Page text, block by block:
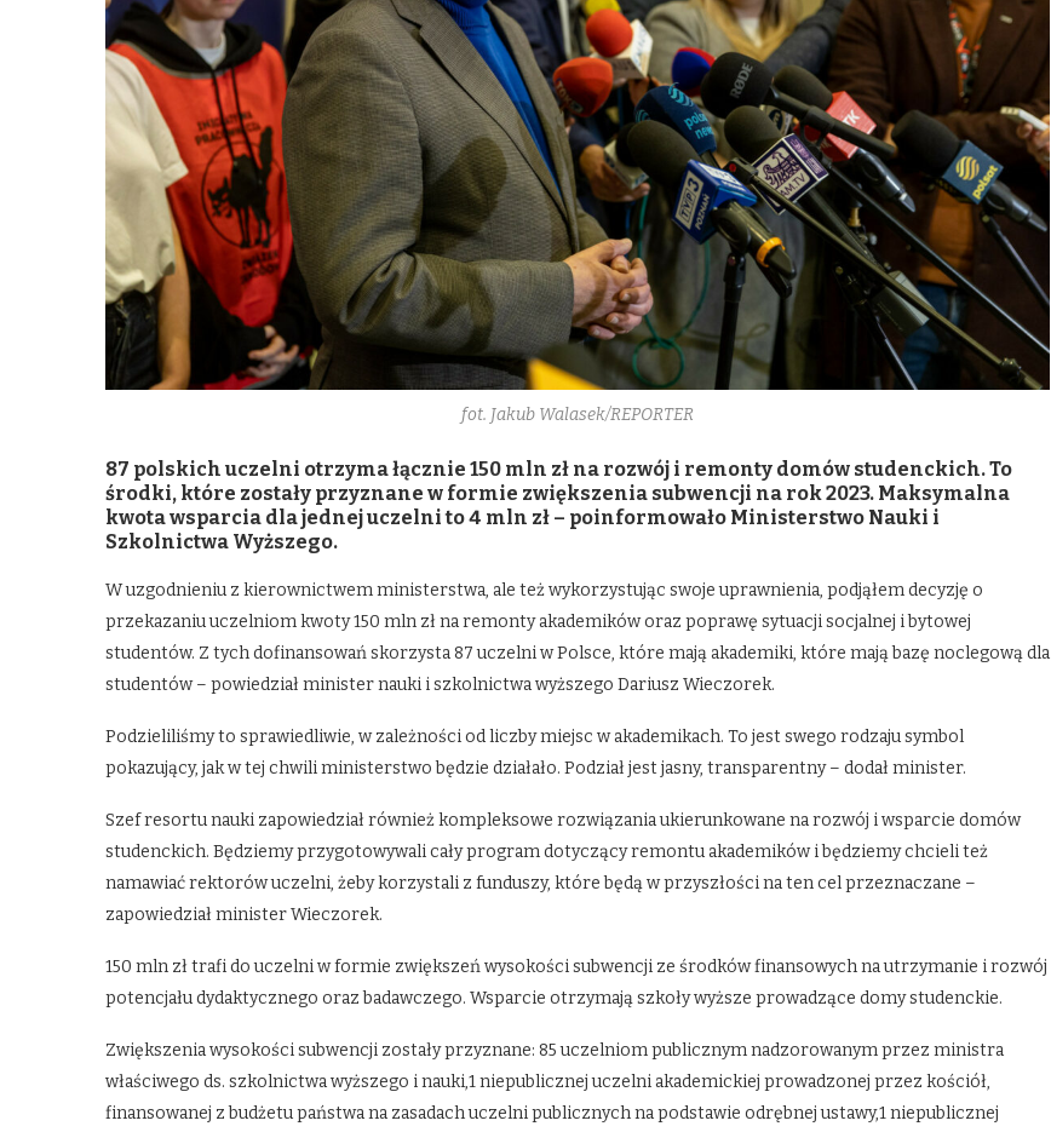
fot. Jakub Walasek/REPORTER
87 polskich uczelni otrzyma łącznie 150 mln zł na rozwój i remonty domów studenckich. To
środki, które zostały przyznane w formie zwiększenia subwencji na rok 2023. Maksymalna
kwota wsparcia dla jednej uczelni to 4 mln zł – poinformowało Ministerstwo Nauki i
Szkolnictwa Wyższego.
W uzgodnieniu z kierownictwem ministerstwa, ale też wykorzystując swoje uprawnienia, podjąłem decyzję o
przekazaniu uczelniom kwoty 150 mln zł na remonty akademików oraz poprawę sytuacji socjalnej i bytowej
studentów. Z tych dofinansowań skorzysta 87 uczelni w Polsce, które mają akademiki, które mają bazę noclegową dla
studentów – powiedział minister nauki i szkolnictwa wyższego Dariusz Wieczorek.
Podzieliliśmy to sprawiedliwie, w zależności od liczby miejsc w akademikach. To jest swego rodzaju symbol
pokazujący, jak w tej chwili ministerstwo będzie działało. Podział jest jasny, transparentny – dodał minister.
Szef resortu nauki zapowiedział również kompleksowe rozwiązania ukierunkowane na rozwój i wsparcie domów
studenckich. Będziemy przygotowywali cały program dotyczący remontu akademików i będziemy chcieli też
namawiać rektorów uczelni, żeby korzystali z funduszy, które będą w przyszłości na ten cel przeznaczane –
zapowiedział minister Wieczorek.
150 mln zł trafi do uczelni w formie zwiększeń wysokości subwencji ze środków finansowych na utrzymanie i rozwój
potencjału dydaktycznego oraz badawczego. Wsparcie otrzymają szkoły wyższe prowadzące domy studenckie.
Zwiększenia wysokości subwencji zostały przyznane: 85 uczelniom publicznym nadzorowanym przez ministra
właściwego ds. szkolnictwa wyższego i nauki,1 niepublicznej uczelni akademickiej prowadzonej przez kościół,
finansowanej z budżetu państwa na zasadach uczelni publicznych na podstawie odrębnej ustawy,1 niepublicznej